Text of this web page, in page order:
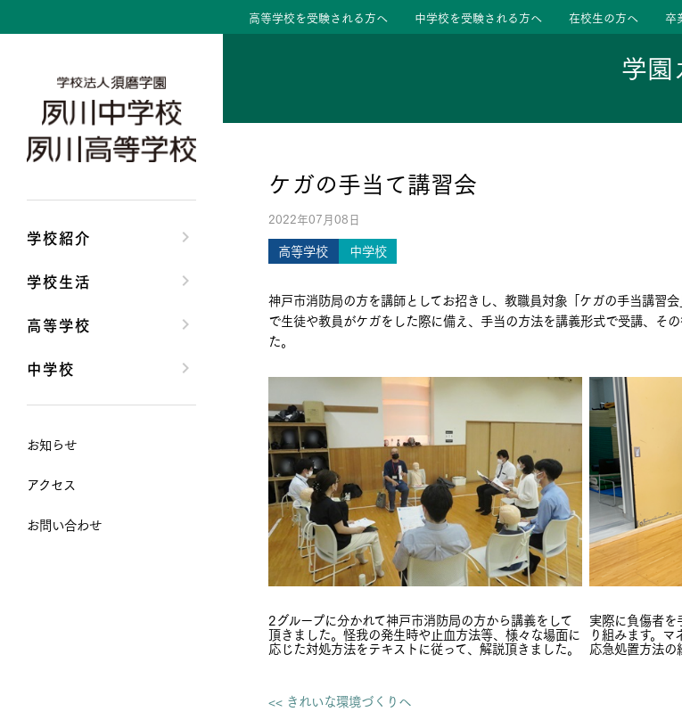
高等学校を受験される方へ 中学校を受験される方へ 在校生の方へ 卒
学園
ケガの手当て講習会
2022年07月08日
高等学校 中学校
神戸市消防局の方を講師としてお招きし、教職員対象「ケガの手当講習
で生徒や教員がケガをした際に備え、手当の方法を講義形式で受講、そ
た。
2グループに分かれて神戸市消防局の方から講義をして
頂きました。怪我の発生時や止血方法等、様々な場面に
応じた対処方法をテキストに従って、解説頂きました。
実際に負傷者
り組みます。マ
応急処置方法の
<< きれいな環境づくりへ
学校紹介
学校生活
高等学校
中学校
お知らせ
アクセス
お問い合わせ
安心して任せられる学校
沿革
大学合格実績
夙川ブログ
制服紹介
高校の教育方針／特色
特進コース／進学コース
先輩たちの声・生徒たちの声
中学校の教育方針／特色
Aコース／Bコース
先輩たちの声・生徒たちの声